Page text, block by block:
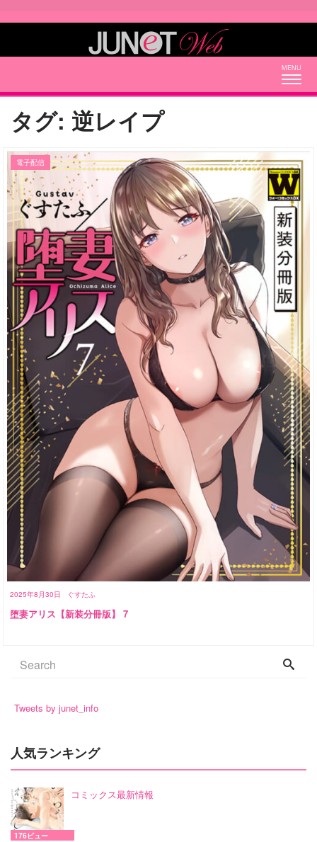
タグ: 逆レイプ
2025年8月30日 ぐすたふ
電子配信
堕妻アリス【新装分冊版】 7
Tweets by junet_info
人気ランキング
コミックス最新情報
176ビュー